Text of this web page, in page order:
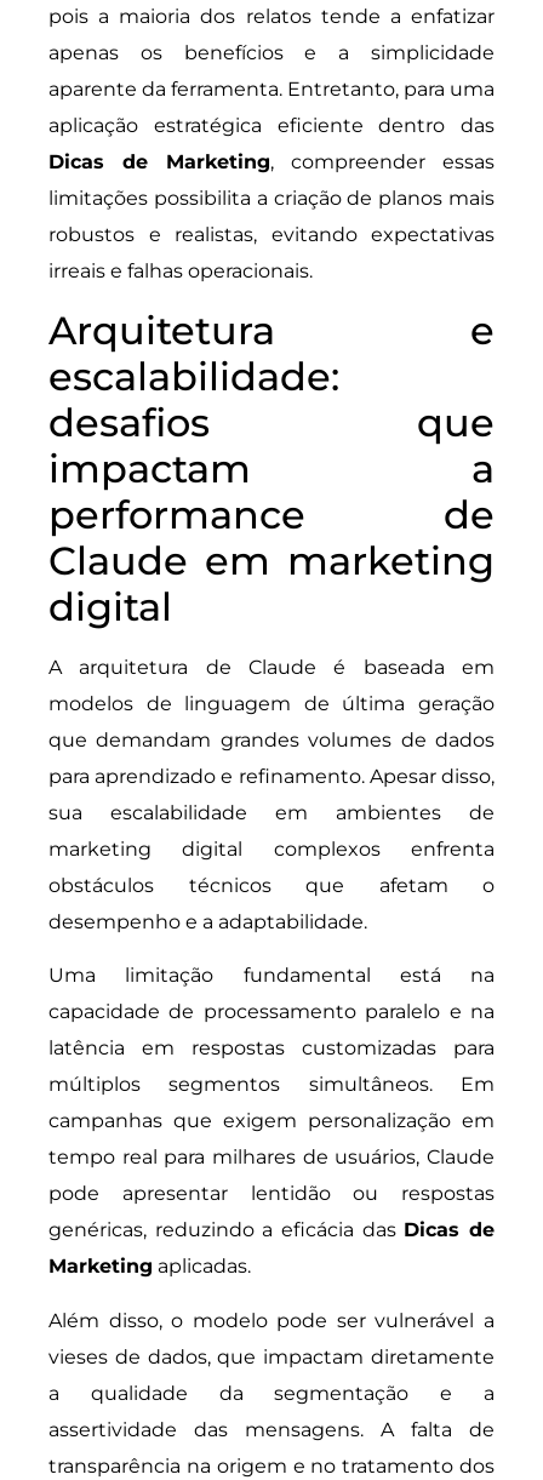
pois a maioria dos relatos tende a enfatizar
apenas os benefícios e a simplicidade
aparente da ferramenta. Entretanto, para uma
aplicação estratégica eficiente dentro das
Dicas de Marketing, compreender essas
limitações possibilita a criação de planos mais
robustos e realistas, evitando expectativas
irreais e falhas operacionais.
Arquitetura e
escalabilidade:
desafios que
impactam a
performance de
Claude em marketing
digital
A arquitetura de Claude é baseada em
modelos de linguagem de última geração
que demandam grandes volumes de dados
para aprendizado e refinamento. Apesar disso,
sua escalabilidade em ambientes de
marketing digital complexos enfrenta
obstáculos técnicos que afetam o
desempenho e a adaptabilidade.
Uma limitação fundamental está na
capacidade de processamento paralelo e na
latência em respostas customizadas para
múltiplos segmentos simultâneos. Em
campanhas que exigem personalização em
tempo real para milhares de usuários, Claude
pode apresentar lentidão ou respostas
genéricas, reduzindo a eficácia das Dicas de
Marketing aplicadas.
Além disso, o modelo pode ser vulnerável a
vieses de dados, que impactam diretamente
a qualidade da segmentação e a
assertividade das mensagens. A falta de
transparência na origem e no tratamento dos